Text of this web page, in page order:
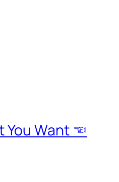
You Want ☜